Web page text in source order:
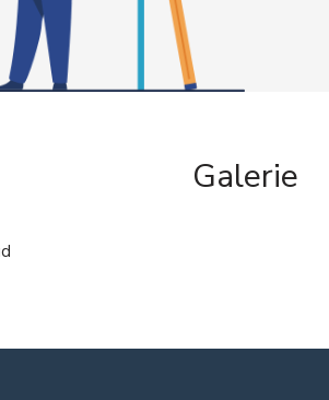
Galerie